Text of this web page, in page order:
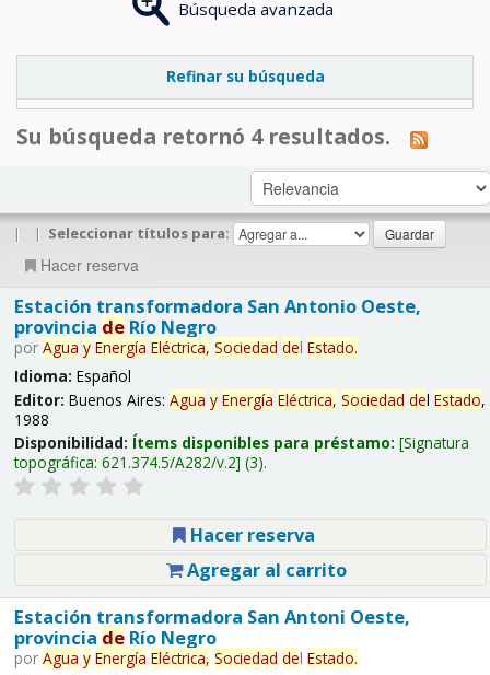
Búsqueda avanzada
Refinar su búsqueda
Su búsqueda retornó 4 resultados.
| | Seleccionar títulos para:
Hacer reserva
Estación transformadora San Antonio Oeste,
provincia deRío Negro
por Agua y Energía Eléctrica, Sociedad del Estado.
Idioma: Español
Editor: Buenos Aires: Agua y Energía Eléctrica, Sociedad del Estado,
1988
Disponibilidad: Ítems disponibles para préstamo: Signatura
topográfica: 621.374.5/A282/v.2 (3).
Hacer reserva
Agregar al carrito
Estación transformadora San Antoni Oeste,
provincia deRío Negro
por Agua y Energía Eléctrica, Sociedad del Estado.